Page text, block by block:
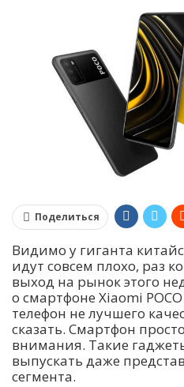
Поделиться
Видимо у гиганта
идут совсем плохо, раз
выход на рынок этого
о смартфоне Xiaomi
телефон не лучшего
сказать. Смартфон
внимания. Такие
выпускать даже
сегмента.